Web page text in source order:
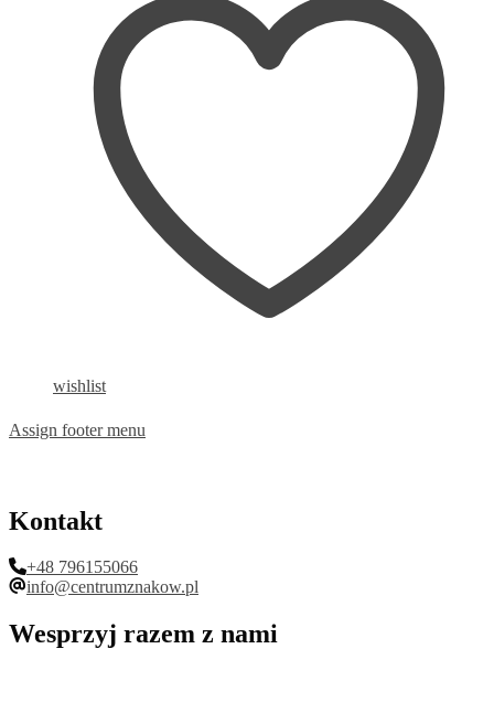
wishlist
Assign footer menu
Kontakt
+48 796155066
info@centrumznakow.pl
Wesprzyj razem z nami